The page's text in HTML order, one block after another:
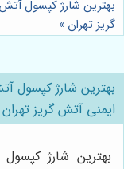
بهترین شارژ کپسول
گریز تهران »
بهترین شارژ کپسول
ایمنی آتش گریز تهران
بهترین شارژ